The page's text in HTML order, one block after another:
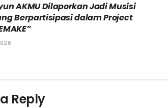
AKMU Dilaporkan Jadi Musisi
Berpartisipasi dalam Project
Reply